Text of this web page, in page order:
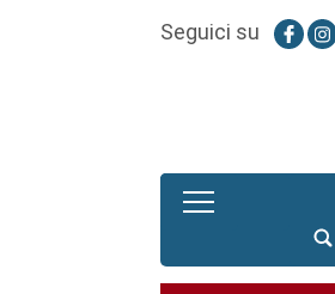
Seguici su